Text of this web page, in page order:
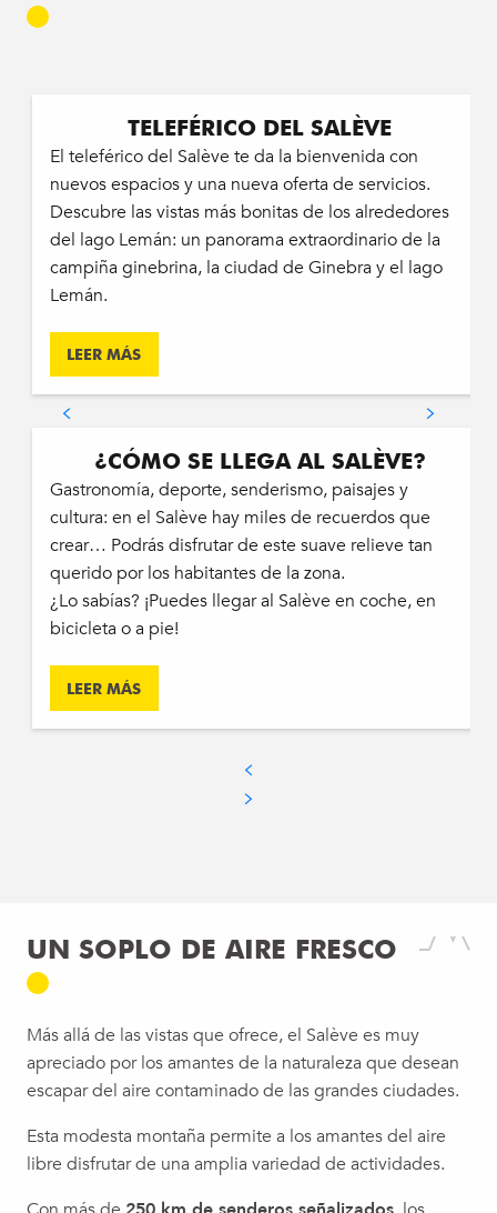
TELEFÉRICO DEL SALÈVE
El teleférico del Salève te da la bienvenida con
nuevos espacios y una nueva oferta de servicios.
Descubre las vistas más bonitas de los alrededores
del lago Lemán: un panorama extraordinario de la
campiña ginebrina, la ciudad de Ginebra y el lago
Lemán.
LEER MÁS
¿CÓMO SE LLEGA AL SALÈVE?
Gastronomía, deporte, senderismo, paisajes y
cultura: en el Salève hay miles de recuerdos que
crear… Podrás disfrutar de este suave relieve tan
querido por los habitantes de la zona.
¿Lo sabías? ¡Puedes llegar al Salève en coche, en
bicicleta o a pie!
LEER MÁS
UN SOPLO DE AIRE FRESCO
Más allá de las vistas que ofrece, el Salève es muy
apreciado por los amantes de la naturaleza que desean
escapar del aire contaminado de las grandes ciudades.
Esta modesta montaña permite a los amantes del aire
libre disfrutar de una amplia variedad de actividades.